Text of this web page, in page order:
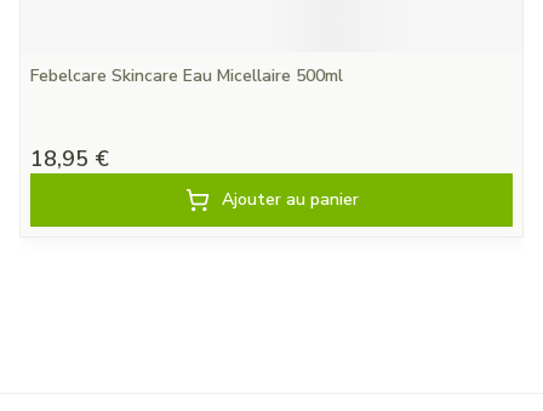
Febelcare Skincare Eau Micellaire 500ml
18,95 €
Ajouter au panier